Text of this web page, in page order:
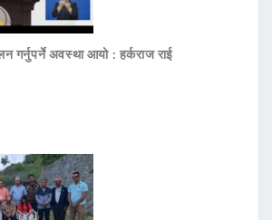
गर्नुपर्ने अवस्था आयो : हर्कराज राई